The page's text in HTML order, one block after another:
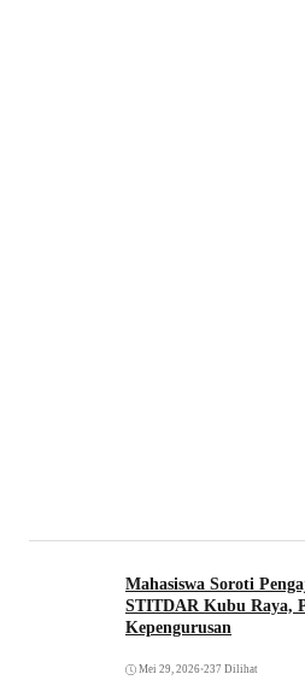
Mahasiswa Soroti
STITDAR Kubu Raya,
Kepengurusan
Mei 29, 2026•237 Dilihat